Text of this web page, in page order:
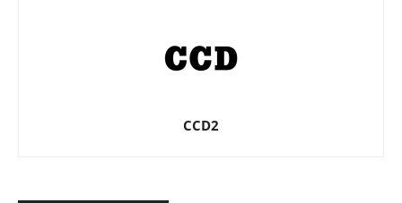
CCD2